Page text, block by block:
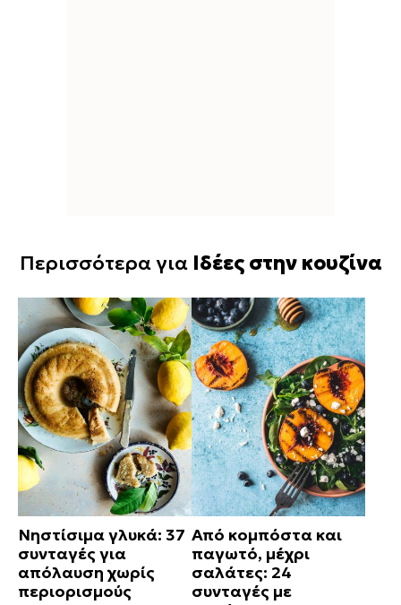
Περισσότερα για Ιδέες στην κουζίνα
Νηστίσιμα γλυκά: 37
συνταγές για
απόλαυση χωρίς
περιορισμούς
Από κομπόστα και
παγωτό, μέχρι
σαλάτες: 24
συνταγές με